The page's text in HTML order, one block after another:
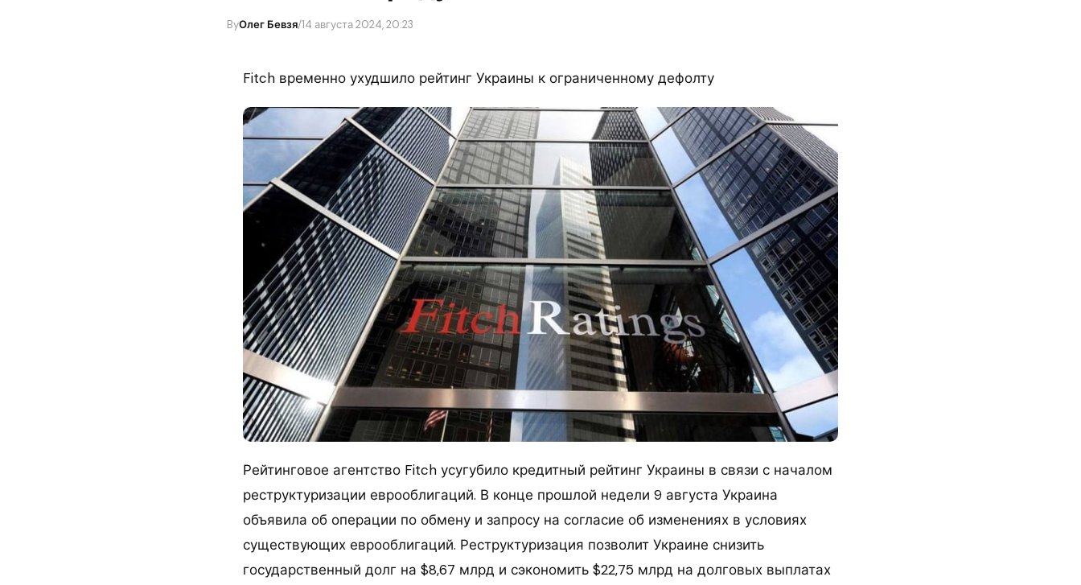
ByОлег Бевзя/14 августа 2024, 20:23
Fitch временно ухудшило рейтинг Украины к ограниченному дефолту
Рейтинговое агентство Fitch усугубило кредитный рейтинг Украины в связи с началом
реструктуризации еврооблигаций. В конце прошлой недели 9 августа Украина
объявила об операции по обмену и запросу на согласие об изменениях в условиях
существующих еврооблигаций. Реструктуризация позволит Украине снизить
государственный долг на $8,67 млрд и сэкономить $22,75 млрд на долговых выплатах